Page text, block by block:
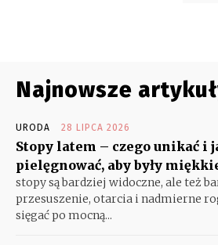
Najnowsze
URODA 28 LIPCA 2026
Stopy latem – czego unikać i
pielęgnować, aby były
stopy są bardziej widoczne, ale też
przesuszenie, otarcia i nadmierne
sięgać po mocną...